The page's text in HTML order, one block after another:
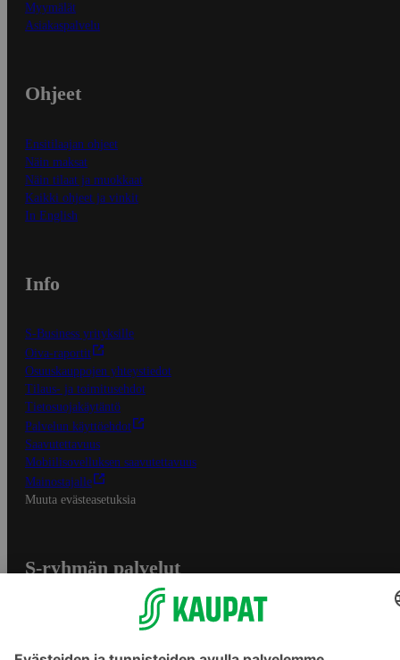
Myymälät
Asiakaspalvelu
Ohjeet
Ensitilaajan ohjeet
Näin maksat
Näin tilaat ja muokkaat
Kaikki ohjeet ja vinkit
In English
Info
S-Business yrityksille
Oiva-raportit
Osuuskauppojen yhteystiedot
Tilaus- ja toimitusehdot
Tietosuojakäytäntö
Palvelun käyttöehdot
Saavutettavuus
Mobiilisovelluksen saavutettavuus
Mainostajalle
Muuta evästeasetuksia
S-ryhmän palvelut